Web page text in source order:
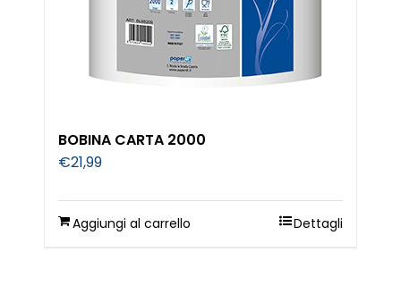
BOBINA CARTA 2000
€21,99
Aggiungi al carrello Dettagli